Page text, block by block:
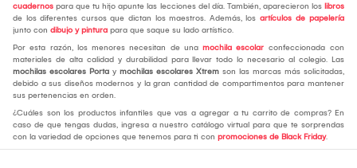
cuadernos para que tu hijo apunte las lecciones del día. También, aparecieron los libros
de los diferentes cursos que dictan los maestros. Además, los artículos de papelería
junto con dibujo y pintura para que saque su lado artístico.
Por esta razón, los menores necesitan de una mochila escolar confeccionada con
materiales de alta calidad y durabilidad para llevar todo lo necesario al colegio. Las
mochilas escolares Porta y mochilas escolares Xtrem son las marcas más solicitadas,
debido a sus diseños modernos y la gran cantidad de compartimentos para mantener
sus pertenencias en orden.
¿Cuáles son los productos infantiles que vas a agregar a tu carrito de compras? En
caso de que tengas dudas, ingresa a nuestro catálogo virtual para que te sorprendas
con la variedad de opciones que tenemos para ti con promociones de Black Friday.